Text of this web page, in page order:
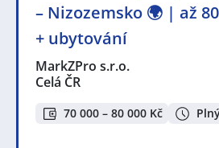
– Nizozemsko 🌍 | až
+ ubytování
MarkZPro s.r.o.
Celá ČR
70 000 – 80 000 Kč